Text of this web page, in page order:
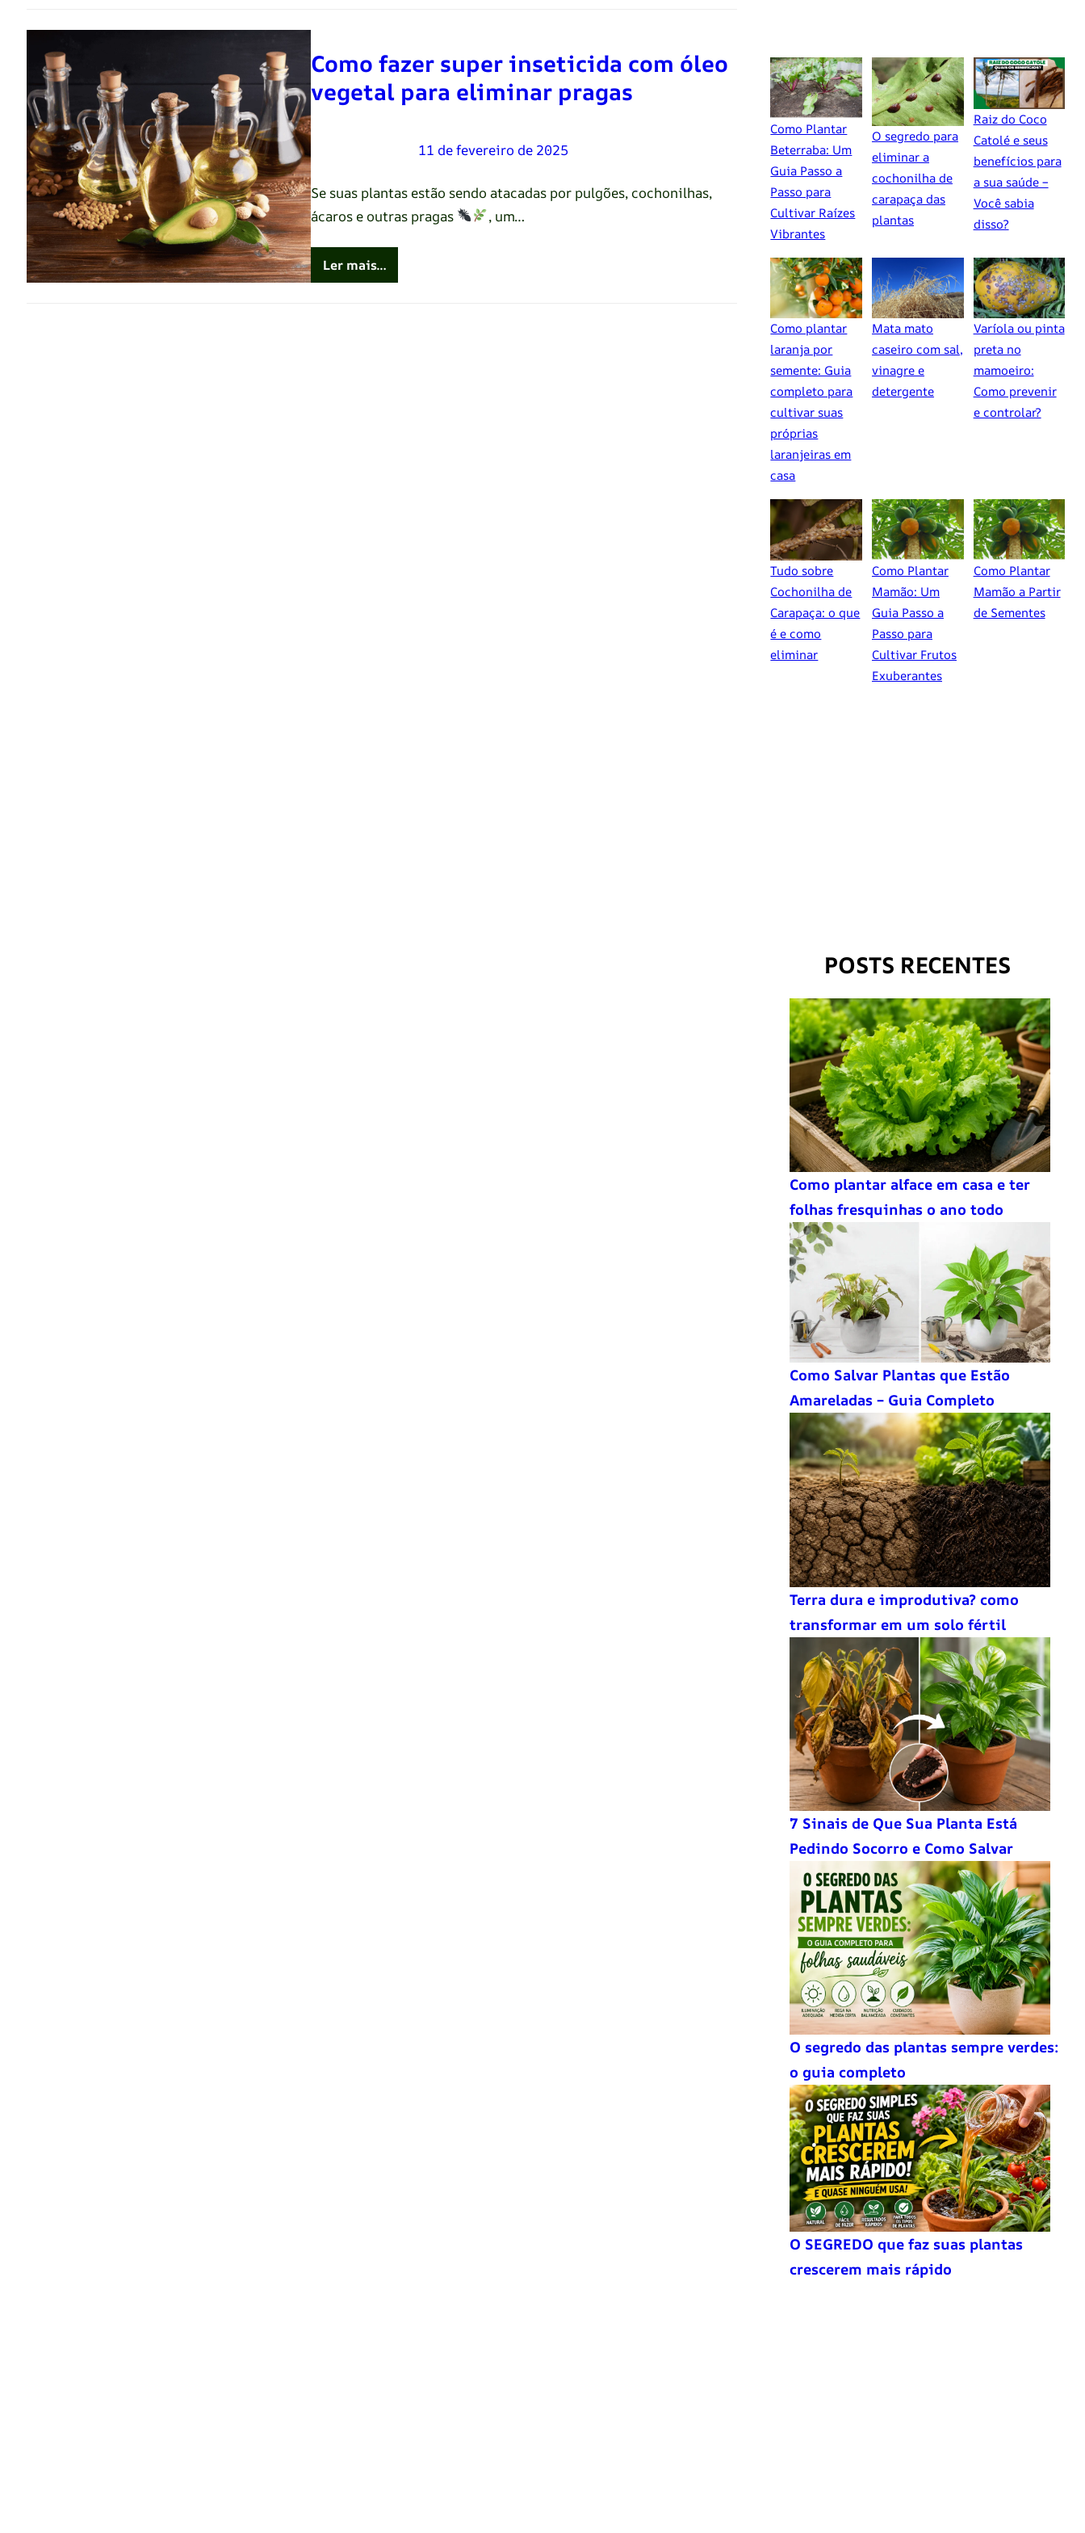
Como fazer super inseticida com óleo
vegetal para eliminar pragas
Renato Oliveira 11 de fevereiro de 2025
Se suas plantas estão sendo atacadas por pulgões, cochonilhas,
ácaros e outras pragas
, um…
Ler mais…
Como Plantar
Beterraba: Um
Guia Passo a
Passo para
Cultivar Raízes
Vibrantes
O segredo para
eliminar a
cochonilha de
carapaça das
plantas
Raiz do Coco
Catolé e seus
benefícios para
a sua saúde –
Você sabia
disso?
Como plantar
laranja por
semente: Guia
completo para
cultivar suas
próprias
laranjeiras em
casa
Mata mato
caseiro com sal,
vinagre e
detergente
Varíola ou pinta
preta no
mamoeiro:
Como prevenir
e controlar?
Tudo sobre
Cochonilha de
Carapaça: o que
é e como
eliminar
Como Plantar
Mamão: Um
Guia Passo a
Passo para
Cultivar Frutos
Exuberantes
Como Plantar
Mamão a Partir
de Sementes
POSTS RECENTES
Como plantar alface em casa e ter
folhas fresquinhas o ano todo
Como Salvar Plantas que Estão
Amareladas – Guia Completo
Terra dura e improdutiva? como
transformar em um solo fértil
7 Sinais de Que Sua Planta Está
Pedindo Socorro e Como Salvar
O segredo das plantas sempre verdes:
o guia completo
O SEGREDO que faz suas plantas
crescerem mais rápido